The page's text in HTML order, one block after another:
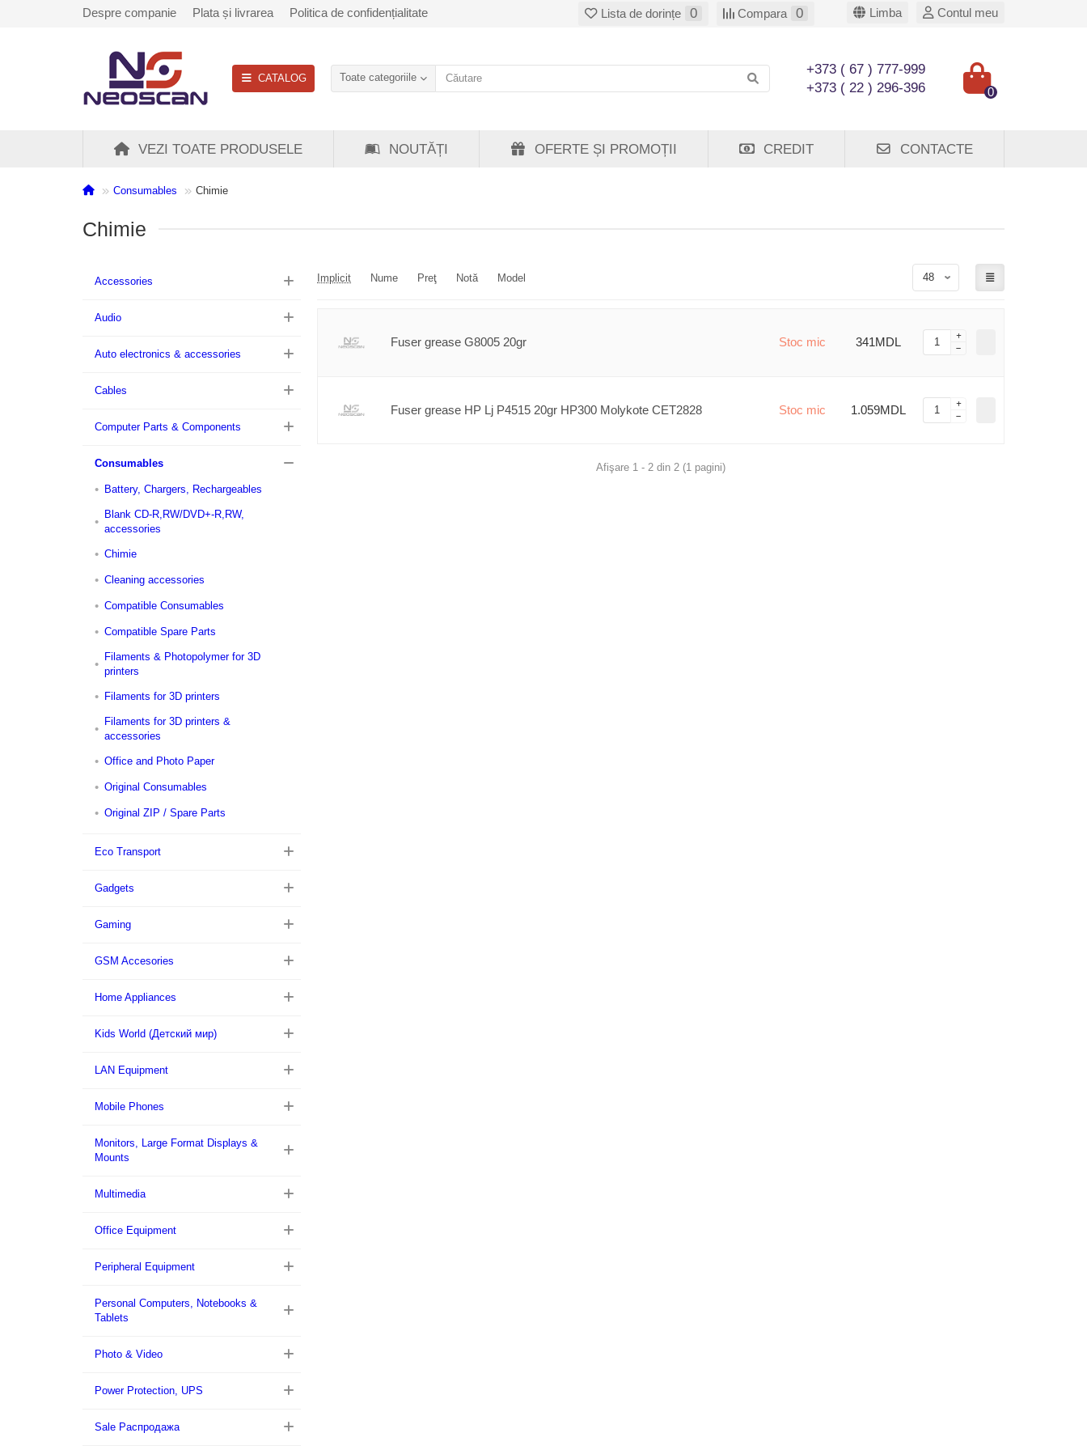
Despre companie Plata și livrarea Politica de confidențialitate Lista de dorințe 0 Compara 0 Limba Contul meu
CATALOG Toate categoriile
+373 ( 67 ) 777-999
+373 ( 22 ) 296-396
0
VEZI TOATE PRODUSELE NOUTĂȚI OFERTE ȘI PROMOȚII CREDIT CONTACTE
Consumables Chimie
Chimie
Accessories
Audio
Auto electronics & accessories
Cables
Computer Parts & Components
Consumables
Battery, Chargers, Rechargeables
Blank CD-R,RW/DVD+-R,RW,
accessories
Chimie
Cleaning accessories
Compatible Consumables
Compatible Spare Parts
Filaments & Photopolymer for 3D
printers
Filaments for 3D printers
Filaments for 3D printers &
accessories
Office and Photo Paper
Original Consumables
Original ZIP / Spare Parts
Eco Transport
Gadgets
Gaming
GSM Accesories
Home Appliances
Kids World (Детский мир)
LAN Equipment
Mobile Phones
Monitors, Large Format Displays &
Mounts
Multimedia
Office Equipment
Peripheral Equipment
Personal Computers, Notebooks &
Tablets
Photo & Video
Power Protection, UPS
Sale Распродажа
Implicit Nume Preţ Notă Model
Fuser grease G8005 20gr Stoc mic 341MDL
Fuser grease HP Lj P4515 20gr HP300 Molykote CET2828 Stoc mic 1.059MDL
Afişare 1 - 2 din 2 (1 pagini)